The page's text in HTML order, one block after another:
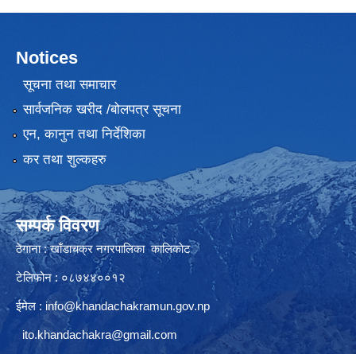
Notices
सूचना तथा समाचार
सार्वजनिक खरीद /बोलपत्र सूचना
एन, कानुन तथा निर्देशिका
कर तथा शुल्कहरु
सम्पर्क विवरण
ठेगाना : खाँडाचक्र नगरपालिका कालिकाेट
टेलिफोन : ०८७४४००१२
ईमेल : info@khandachakramun.gov.np
ito.khandachakra@gmail.com